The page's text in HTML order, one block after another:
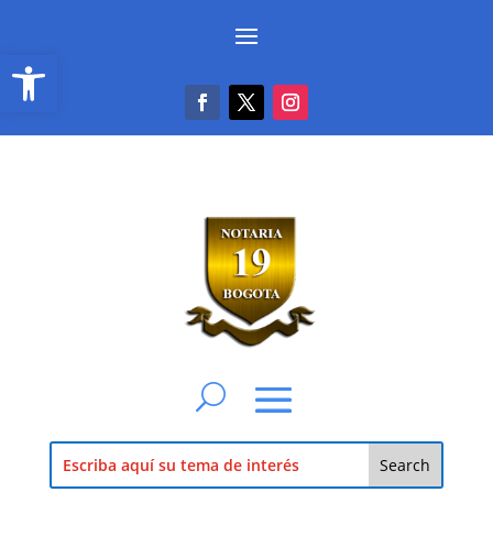
Abrir barra de herramientas